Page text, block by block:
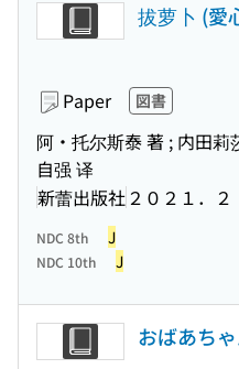
拔萝卜 (愛
Paper 図書
阿・托尔斯泰 著 ; 内田莉
自强 译
新蕾出版社 ２０２１．２
NDC 8th J
NDC 10th J
おばあち